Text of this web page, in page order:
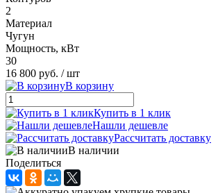
2
Материал
Чугун
Мощность, кВт
30
16 800 руб. / шт
В корзину
Купить в 1 клик
Нашли дешевле
Рассчитать доставку
В наличии
Поделиться